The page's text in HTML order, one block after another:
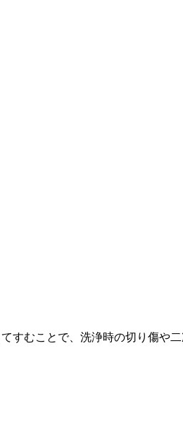
むことで、洗浄時の切り傷や二